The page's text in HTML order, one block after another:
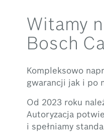
Witamy
Bosch
Kompleksowo
gwarancji jak i po
Od 2023 roku
Autoryzacja
i spełniamy